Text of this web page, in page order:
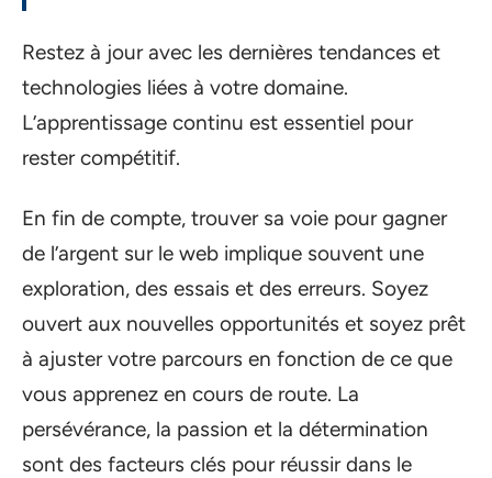
Restez à jour avec les dernières tendances et
technologies liées à votre domaine.
L’apprentissage continu est essentiel pour
rester compétitif.
En fin de compte, trouver sa voie pour gagner
de l’argent sur le web implique souvent une
exploration, des essais et des erreurs. Soyez
ouvert aux nouvelles opportunités et soyez prêt
à ajuster votre parcours en fonction de ce que
vous apprenez en cours de route. La
persévérance, la passion et la détermination
sont des facteurs clés pour réussir dans le